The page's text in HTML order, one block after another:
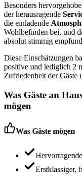
Besonders
der herausragende
die einladende
Wohlbefinden bei, und
absolut stimmig
Diese Einschätzungen
positive und lediglich 2
Zufriedenheit der Gäste
Was Gäste an
mögen
Was Gäste mögen
Erstklassiger,